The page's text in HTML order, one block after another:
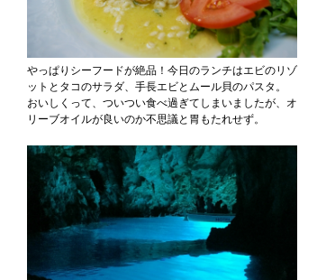
やっぱりシーフードが絶品！今日のランチはエビのリゾ
ットとタコのサラダ、手長エビとムール貝のパスタ。
おいしくって、ついつい食べ過ぎてしまいましたが、オ
リーブオイルが良いのか不思議と胃もたれせず。